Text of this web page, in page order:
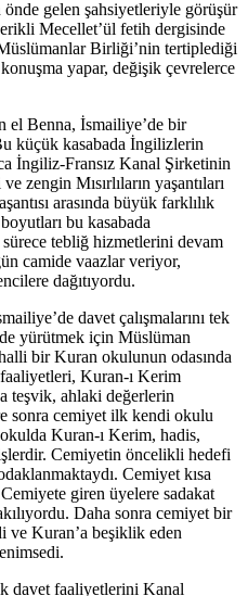
gelen şahsiyetleriyle görüşür
Mecellet’ül fetih dergisinde
Birliği’nin tertiplediği
yapar, değişik çevrelerce
el Benna, İsmailiye’de bir
küçük kasabada İngilizlerin
İngiliz-Fransız Kanal Şirketinin
zengin Mısırlıların yaşantıları
arasında büyük farklılık
bu kasabada
tebliğ hizmetlerini devam
camide vaazlar veriyor,
dağıtıyordu.
davet çalışmalarını tek
yürütmek için Müslüman
bir Kuran okulunun odasında
Kuran-ı Kerim
teşvik, ahlaki değerlerin
sonra cemiyet ilk kendi okulu
Kuran-ı Kerim, hadis,
Cemiyetin öncelikli hedefi
Cemiyet kısa
giren üyelere sadakat
Daha sonra cemiyet bir
ve Kuran’a beşiklik eden
davet faaliyetlerini Kanal